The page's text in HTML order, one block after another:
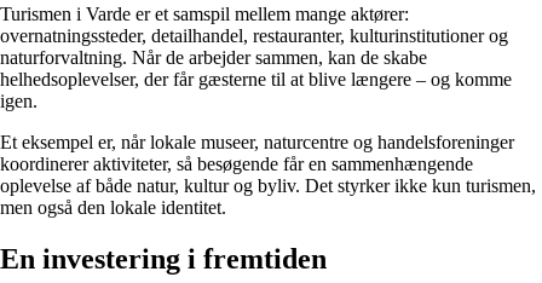
Turismen i Varde er et samspil mellem mange aktører:
overnatningssteder, detailhandel, restauranter, kulturinstitutioner og
naturforvaltning. Når de arbejder sammen, kan de skabe
helhedsoplevelser, der får gæsterne til at blive længere – og komme
igen.
Et eksempel er, når lokale museer, naturcentre og handelsforeninger
koordinerer aktiviteter, så besøgende får en sammenhængende
oplevelse af både natur, kultur og byliv. Det styrker ikke kun turismen,
men også den lokale identitet.
En investering i fremtiden